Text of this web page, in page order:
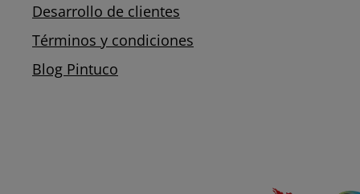
Desarrollo de clientes
Términos y condiciones
Blog Pintuco